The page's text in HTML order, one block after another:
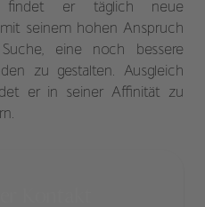
er täglich neue
seinem hohen Anspruch
eine noch bessere
zu gestalten. Ausgleich
er in seiner Affinität zu